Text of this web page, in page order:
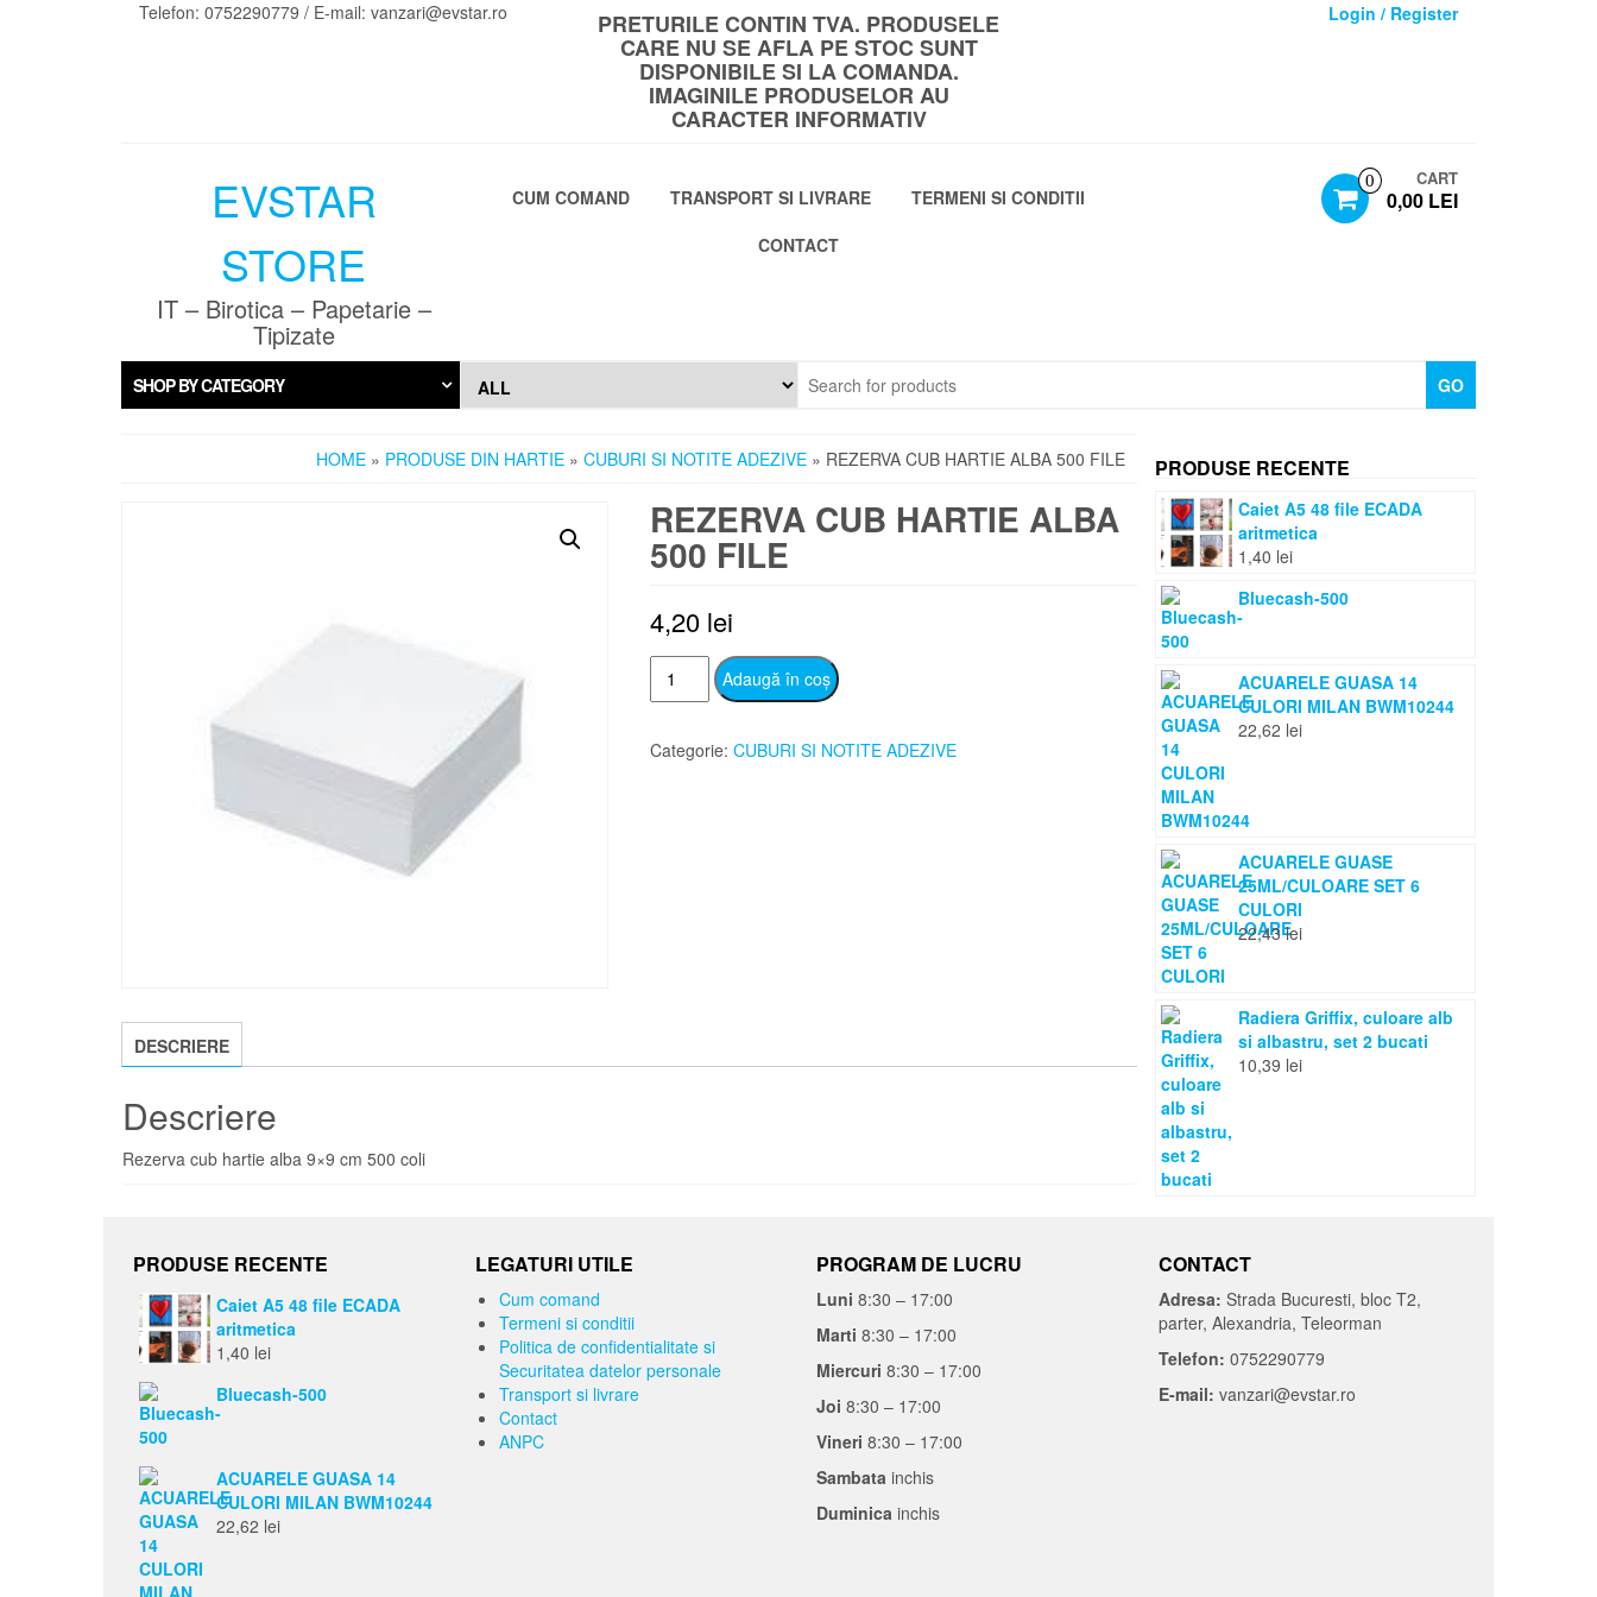
Telefon: 0752290779 / E-mail: vanzari@evstar.ro PRETURILE CONTIN TVA. PRODUSELE
CARE NU SE AFLA PE STOC SUNT
DISPONIBILE SI LA COMANDA.
IMAGINILE PRODUSELOR AU
CARACTER INFORMATIV
Login / Register
EVSTAR
STORE
IT – Birotica – Papetarie –
Tipizate
0 CART
0,00 LEI
CUM COMAND TRANSPORT SI LIVRARE
TERMENI SI CONDITII
CONTACT
SHOP BY CATEGORY GO
HOME » PRODUSE DIN HARTIE » CUBURI SI NOTITE ADEZIVE » REZERVA CUB HARTIE ALBA 500 FILE
REZERVA CUB HARTIE ALBA
500 FILE
4,20 lei
Cantitate
Rezerva
hartie
Adaugă în coș
Categorie: CUBURI SI NOTITE ADEZIVE
DESCRIERE
Descriere
Rezerva cub hartie alba 9×9 cm 500 coli
PRODUSE RECENTE
Caiet A5 48 file ECADA
aritmetica
1,40 lei
Bluecash-500
ACUARELE GUASA 14
CULORI MILAN BWM10244
22,62 lei
ACUARELE GUASE
25ML/CULOARE SET 6
CULORI
22,43lei
Radiera Griffix, culoare alb
si albastru, set 2 bucati
10,39 lei
PRODUSE RECENTE
Caiet A5 48 file ECADA
aritmetica
1,40 lei
Bluecash-500
ACUARELE GUASA 14
CULORI MILAN BWM10244
22,62 lei
LEGATURI UTILE
Cum comand
Termeni si conditii
Politica de confidentialitate si
Securitatea datelor personale
Transport si livrare
Contact
ANPC
PROGRAM DE LUCRU
Luni 8:30 – 17:00
Marti 8:30 – 17:00
Miercuri 8:30 – 17:00
Joi 8:30 – 17:00
Vineri 8:30 – 17:00
Sambata inchis
Duminica inchis
CONTACT
Adresa: Strada Bucuresti, bloc T2,
parter, Alexandria, Teleorman
Telefon: 0752290779
E-mail: vanzari@evstar.ro